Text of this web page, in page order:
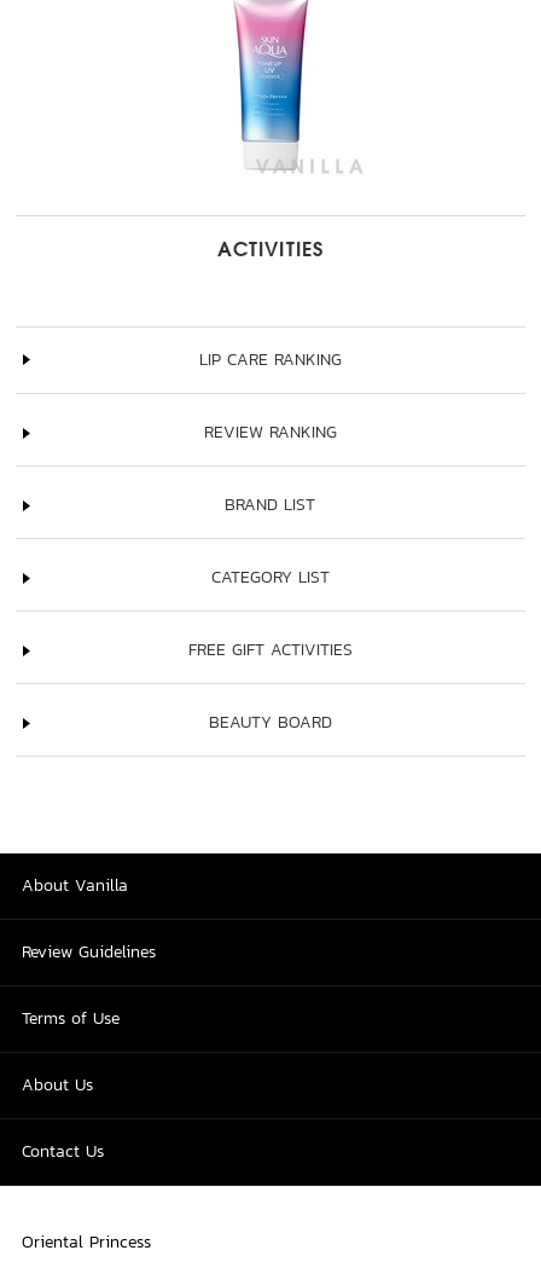
ACTIVITIES
LIP CARE RANKING
REVIEW RANKING
BRAND LIST
CATEGORY LIST
FREE GIFT ACTIVITIES
BEAUTY BOARD
About Vanilla
Review Guidelines
Terms of Use
About Us
Contact Us
Oriental Princess